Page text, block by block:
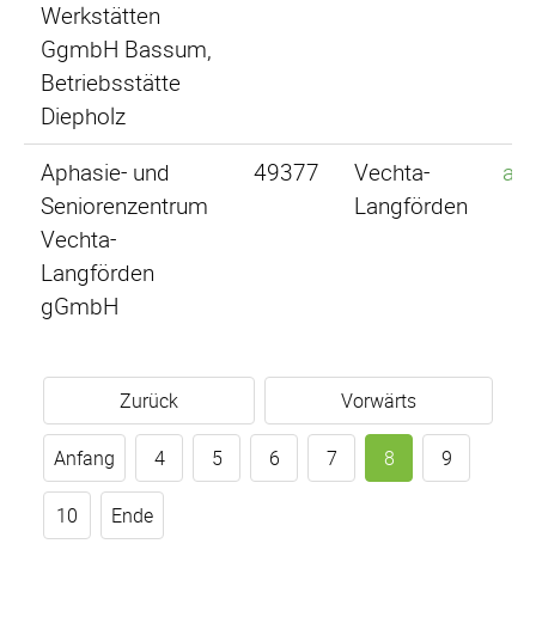
Werkstätten
GgmbH Bassum,
Betriebsstätte
Diepholz
Aphasie- und
Seniorenzentrum
Vechta-
Langförden
gGmbH
49377
Vechta-
Langförden
Zurück Vorwärts
Anfang 4 5 6 7 8 9
10 Ende